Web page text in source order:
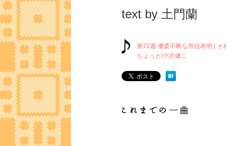
text by 土門蘭
第71週 優柔不断な所信表明 | そ
ちょっと/小沢健二